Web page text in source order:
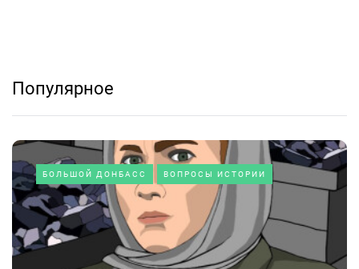
Популярное
БОЛЬШОЙ ДОНБАСС ВОПРОСЫ ИСТОРИИ